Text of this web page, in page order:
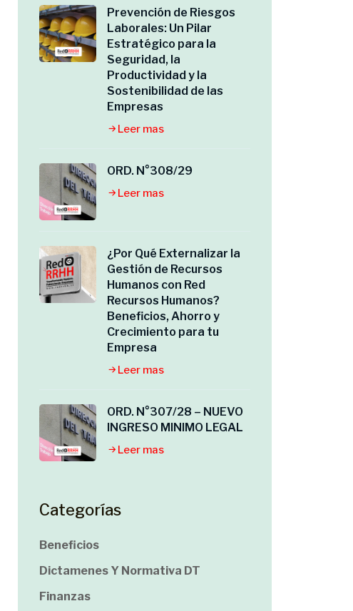
Prevención de Riesgos
Laborales: Un Pilar
Estratégico para la
Seguridad, la
Productividad y la
Sostenibilidad de las
Empresas
Leer mas
ORD. N°308/29
Leer mas
¿Por Qué Externalizar la
Gestión de Recursos
Humanos con Red
Recursos Humanos?
Beneficios, Ahorro y
Crecimiento para tu
Empresa
Leer mas
ORD. N°307/28 – NUEVO
INGRESO MINIMO LEGAL
Leer mas
Categorías
Beneficios
Dictamenes Y Normativa DT
Finanzas